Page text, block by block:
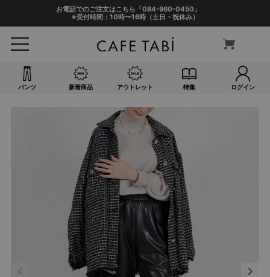
お電話でのご注文はこちら「084-960-0450 」
※受付時間：10時〜16時（土日・祝休み）
パンツ 新着商品 アウトレット 特集 ログイン